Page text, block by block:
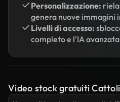
Personalizzazione:
genera nuove immagini
Livelli di accesso:
completo e l'IA
Video stock gratuiti